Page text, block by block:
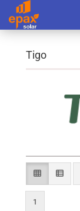
Tigo
1